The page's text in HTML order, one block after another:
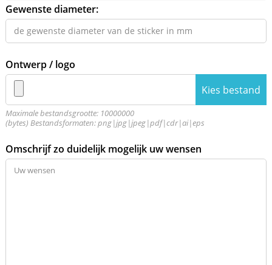
Gewenste diameter:
Ontwerp / logo
Kies bestand
Maximale bestandsgrootte: 10000000
(bytes) Bestandsformaten: png|jpg|jpeg|pdf|cdr|ai|eps
Omschrijf zo duidelijk mogelijk uw wensen